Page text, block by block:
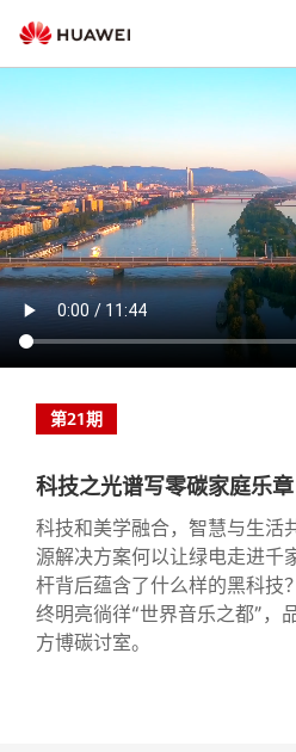
第21期
科技之光谱写零碳家庭乐章
科技和美学融合，智慧与生活
源解决方案何以让绿电走进千
杆背后蕴含了什么样的黑科技
终明亮徜徉“世界音乐之都”，
方博碳讨室。